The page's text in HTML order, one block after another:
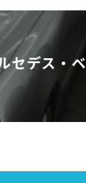
セデス・ベ